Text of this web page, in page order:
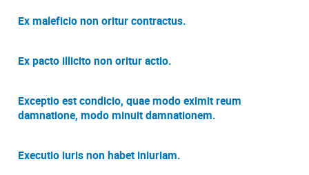
Ex maleficio non oritur contractus.
Ex pacto illicito non oritur actio.
Exceptio est condicio, quae modo eximit reum
damnatione, modo minuit damnationem.
Executio iuris non habet iniuriam.